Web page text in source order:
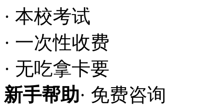
· 本校考试
· 一次性收费
· 无吃拿卡要
新手帮助· 免费咨询